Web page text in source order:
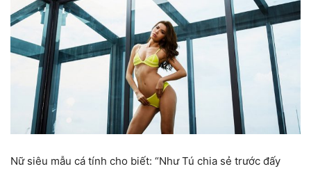
Nữ siêu mẫu cá tính cho biết: “Như Tú chia sẻ trước đấy